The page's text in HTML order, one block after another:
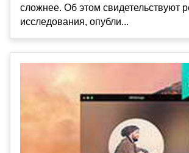
сложнее. Об этом свидетельствуют
исследования, опубли...